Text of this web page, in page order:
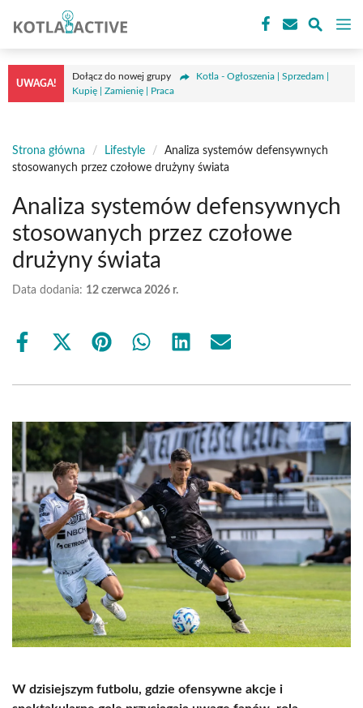
treści
UWAGA!
Dołącz do nowej grupy
Kotla - Ogłoszenia | Sprzedam |
Kupię | Zamienię | Praca
Strona główna / Lifestyle /
Analiza systemów defensywnych
stosowanych przez czołowe drużyny świata
Analiza systemów defensywnych
stosowanych przez czołowe
drużyny świata
Data dodania: 12 czerwca 2026 r.
Share
Share
(Twitter)
Share Share Share Share
W dzisiejszym futbolu, gdzie ofensywne akcje i